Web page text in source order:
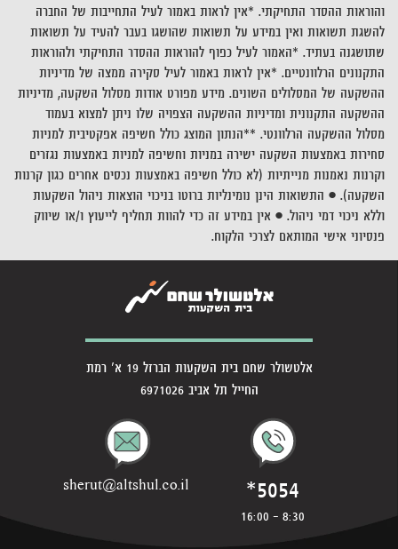
והוראות ההסדר התחיקתי. *אין לראות באמור לעיל התחייבות של החברה
להשגת תשואות ואין במידע על תשואות שהושגו בעבר להעיד על תשואות
שתושגנה בעתיד. *האמור לעיל כפוף להוראות ההסדר התחיקתי ולהוראות
התקנונים הרלוונטיים. *אין לראות באמור לעיל סקירה ממצה של מדיניות
ההשקעה של המסלולים השונים. מידע מפורט אודות מסלול השקעה, מדיניות
ההשקעה התקנונית ומדיניות ההשקעה הצפויה שלו ניתן למצוא בעמוד
מסלול ההשקעה הרלוונטי. **הנתון המוצג כולל חשיפה אפקטיבית למניות
סחירות באמצעות השקעה ישירה במניות וחשיפה למניות באמצעות נגזרים
וקרנות נאמנות מנייתיות (לא כולל חשיפה באמצעות נכסים אחרים כגון קרנות
השקעה). • התשואות הינן נומינליות ברוטו בניכוי הוצאות ניהול השקעות
וללא ניכוי דמי ניהול. • אין במידע זה כדי להוות תחליף לייעוץ ו/או שיווק
פנסיוני אישי המותאם לצרכי הלקוח.
אלטשולר שחם בית השקעות הברזל 19 א' רמת
החייל תל אביב 6971026
*5054
8:30 - 16:00
sherut@altshul.co.il